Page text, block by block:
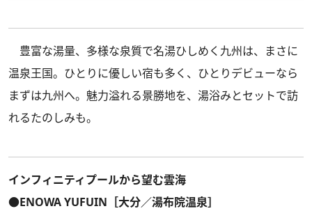
豊富な湯量、多様な泉質で名湯ひしめく九州は、まさに
温泉王国。ひとりに優しい宿も多く、ひとりデビューなら
まずは九州へ。魅力溢れる景勝地を、湯浴みとセットで訪
れるたのしみも。
インフィニティプールから望む雲海
●ENOWA YUFUIN［大分／湯布院温泉］